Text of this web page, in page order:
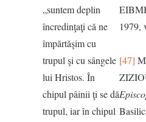
„suntem deplin
încredinţaţi că ne
împărtăşim cu
trupul şi cu sângele
lui Hristos. În
chipul pâinii ţi se dă
trupul, iar în chipul
1979,
[47]